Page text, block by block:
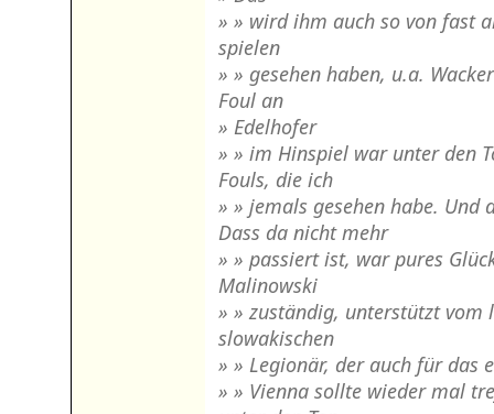
» » wird ihm auch so von fast
spielen
» » gesehen haben, u.a.
Foul an
» Edelhofer
» » im Hinspiel war unter den
Fouls, die ich
» » jemals gesehen habe. Und
Dass da nicht mehr
» » passiert ist, war pures
Malinowski
» » zuständig, unterstützt vom
slowakischen
» » Legionär, der auch für das
» » Vienna sollte wieder mal